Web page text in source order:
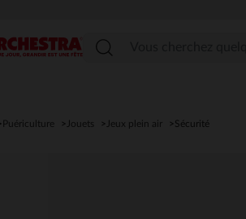
Puériculture Jouets Jeux plein air Sécurité